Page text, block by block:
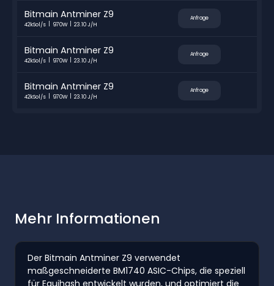
Bitmain Antminer Z9
42kSol/s 970W 23.10 J/H
Anfrage
Bitmain Antminer Z9
42kSol/s 970W 23.10 J/H
Anfrage
Bitmain Antminer Z9
42kSol/s 970W 23.10 J/H
Anfrage
Mehr Informationen
Der Bitmain Antminer Z9 verwendet
maßgeschneiderte BM1740 ASIC-Chips, die speziell
für Equihash entwickelt wurden, und optimiert die